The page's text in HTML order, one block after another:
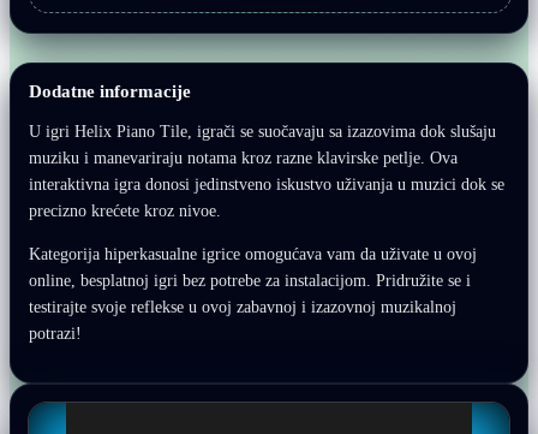
Dodatne informacije
U igri Helix Piano Tile, igrači se suočavaju sa izazovima dok slušaju
muziku i manevariraju notama kroz razne klavirske petlje. Ova
interaktivna igra donosi jedinstveno iskustvo uživanja u muzici dok se
precizno krećete kroz nivoe.
Kategorija hiperkasualne igrice omogućava vam da uživate u ovoj
online, besplatnoj igri bez potrebe za instalacijom. Pridružite se i
testirajte svoje reflekse u ovoj zabavnoj i izazovnoj muzikalnoj
potrazi!